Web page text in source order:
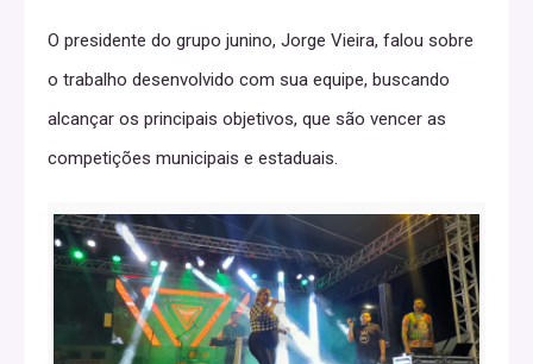
O presidente do grupo junino, Jorge Vieira, falou sobre
o trabalho desenvolvido com sua equipe, buscando
alcançar os principais objetivos, que são vencer as
competições municipais e estaduais.